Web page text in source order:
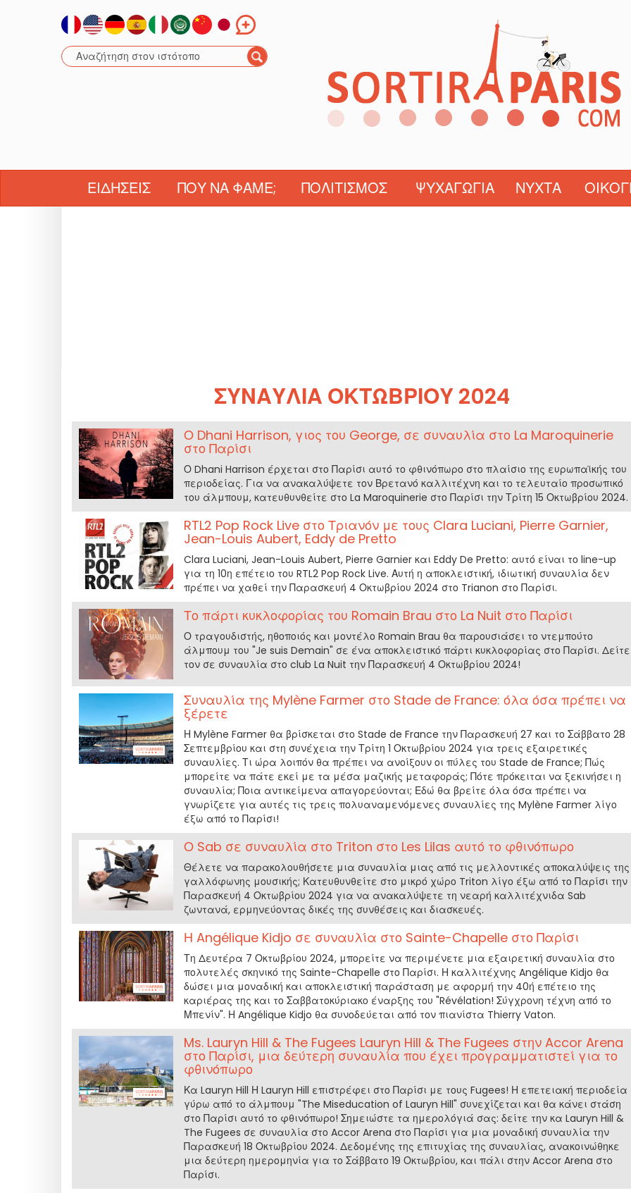
ΕΙΔΉΣΕΙΣ ΠΟΎ ΝΑ ΦΆΜΕ; ΠΟΛΙΤΙΣΜΌΣ ΨΥΧΑΓΩΓΊΑ ΝΎΧΤΑ
ΣΥΝΑΥΛΊΑ ΟΚΤΩΒΡΊΟΥ 2024
Ο Dhani Harrison, γιος του George, σε συναυλία στο La Maroquinerie
στο Παρίσι
Ο Dhani Harrison έρχεται στο Παρίσι αυτό το φθινόπωρο στο πλαίσιο της ευρωπαϊκής του
περιοδείας. Για να ανακαλύψετε τον Βρετανό καλλιτέχνη και το τελευταίο προσωπικό
του άλμπουμ, κατευθυνθείτε στο La Maroquinerie στο Παρίσι την Τρίτη 15 Οκτωβρίου 2024.
RTL2 Pop Rock Live στο Τριανόν με τους Clara Luciani, Pierre Garnier,
Jean-Louis Aubert, Eddy de Pretto
Clara Luciani, Jean-Louis Aubert, Pierre Garnier και Eddy De Pretto: αυτό είναι το line-up
για τη 10η επέτειο του RTL2 Pop Rock Live. Αυτή η αποκλειστική, ιδιωτική συναυλία δεν
πρέπει να χαθεί την Παρασκευή 4 Οκτωβρίου 2024 στο Trianon στο Παρίσι.
Το πάρτι κυκλοφορίας του Romain Brau στο La Nuit στο Παρίσι
Ο τραγουδιστής, ηθοποιός και μοντέλο Romain Brau θα παρουσιάσει το ντεμπούτο
άλμπουμ του "Je suis Demain" σε ένα αποκλειστικό πάρτι κυκλοφορίας στο Παρίσι. Δείτε
τον σε συναυλία στο club La Nuit την Παρασκευή 4 Οκτωβρίου 2024!
Συναυλία της Mylène Farmer στο Stade de France: όλα όσα πρέπει να
ξέρετε
Η Mylène Farmer θα βρίσκεται στο Stade de France την Παρασκευή 27 και το Σάββατο 28
Σεπτεμβρίου και στη συνέχεια την Τρίτη 1 Οκτωβρίου 2024 για τρεις εξαιρετικές
συναυλίες. Τι ώρα λοιπόν θα πρέπει να ανοίξουν οι πύλες του Stade de France; Πώς
μπορείτε να πάτε εκεί με τα μέσα μαζικής μεταφοράς; Πότε πρόκειται να ξεκινήσει η
συναυλία; Ποια αντικείμενα απαγορεύονται; Εδώ θα βρείτε όλα όσα πρέπει να
γνωρίζετε για αυτές τις τρεις πολυαναμενόμενες συναυλίες της Mylène Farmer λίγο
έξω από το Παρίσι!
Ο Sab σε συναυλία στο Triton στο Les Lilas αυτό το φθινόπωρο
Θέλετε να παρακολουθήσετε μια συναυλία μιας από τις μελλοντικές αποκαλύψεις της
γαλλόφωνης μουσικής; Κατευθυνθείτε στο μικρό χώρο Triton λίγο έξω από το Παρίσι την
Παρασκευή 4 Οκτωβρίου 2024 για να ανακαλύψετε τη νεαρή καλλιτέχνιδα Sab
ζωντανά, ερμηνεύοντας δικές της συνθέσεις και διασκευές.
Η Angélique Kidjo σε συναυλία στο Sainte-Chapelle στο Παρίσι
Τη Δευτέρα 7 Οκτωβρίου 2024, μπορείτε να περιμένετε μια εξαιρετική συναυλία στο
πολυτελές σκηνικό της Sainte-Chapelle στο Παρίσι. Η καλλιτέχνης Angélique Kidjo θα
δώσει μια μοναδική και αποκλειστική παράσταση με αφορμή την 40ή επέτειο της
καριέρας της και το Σαββατοκύριακο έναρξης του "Révélation! Σύγχρονη τέχνη από το
Μπενίν". Η Angélique Kidjo θα συνοδεύεται από τον πιανίστα Thierry Vaton.
Ms. Lauryn Hill & The Fugees Lauryn Hill & The Fugees στην Accor Arena
στο Παρίσι, μια δεύτερη συναυλία που έχει προγραμματιστεί για το
φθινόπωρο
Κα Lauryn Hill Η Lauryn Hill επιστρέφει στο Παρίσι με τους Fugees! Η επετειακή περιοδεία
γύρω από το άλμπουμ "The Miseducation of Lauryn Hill" συνεχίζεται και θα κάνει στάση
στο Παρίσι αυτό το φθινόπωρο! Σημειώστε τα ημερολόγιά σας: δείτε την κα Lauryn Hill &
The Fugees σε συναυλία στο Accor Arena στο Παρίσι για μια μοναδική συναυλία την
Παρασκευή 18 Οκτωβρίου 2024. Δεδομένης της επιτυχίας της συναυλίας, ανακοινώθηκε
μια δεύτερη ημερομηνία για το Σάββατο 19 Οκτωβρίου, και πάλι στην Accor Arena στο
Παρίσι.